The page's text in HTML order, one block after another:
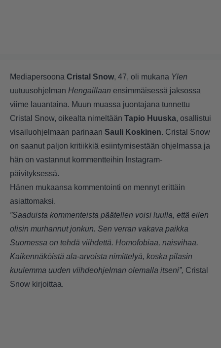
Mediapersoona Cristal Snow, 47, oli mukana Ylen
uutuusohjelman Hengaillaan ensimmäisessä jaksossa
viime lauantaina. Muun muassa juontajana tunnettu
Cristal Snow, oikealta nimeltään Tapio Huuska, osallistui
visailuohjelmaan parinaan Sauli Koskinen. Cristal Snow
on saanut paljon kritiikkiä esiintymisestään ohjelmassa ja
hän on vastannut kommentteihin Instagram-
päivityksessä.
Hänen mukaansa kommentointi on mennyt erittäin
asiattomaksi.
”Saaduista kommenteista päätellen voisi luulla, että eilen
olisin murhannut jonkun. Sen verran vakava paikka
Suomessa on tehdä viihdettä. Homofobiaa, naisvihaa.
Kaikennäköistä ala-arvoista nimittelyä, koska pilasin
kuulemma uuden viihdeohjelman olemalla itseni”, Cristal
Snow kirjoittaa.